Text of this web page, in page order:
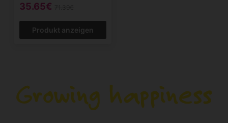
35.65€
Produkt anzeigen